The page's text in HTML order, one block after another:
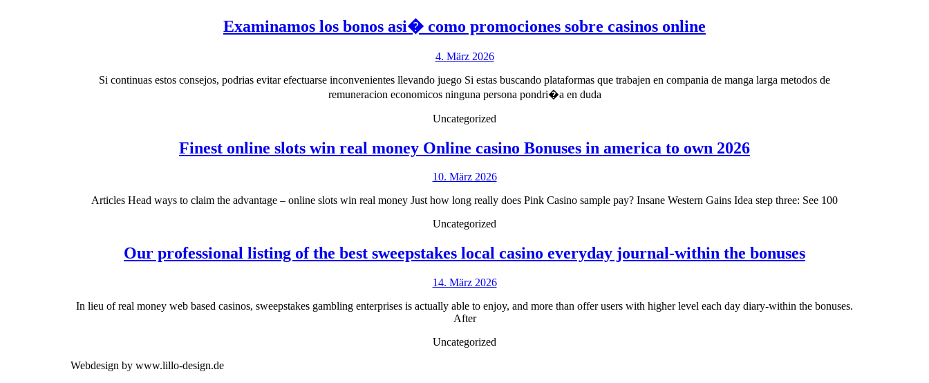
Examinamos los bonos asi� como promociones sobre casinos online
los
asi�
sobre
casinos
4. März 20264.
2026
Si continuas estos consejos, podrias evitar efectuarse inconvenientes llevando juego Si estas buscando plataformas que trabajen en compania de manga larga metodos de
remuneracion economicos ninguna persona pondri�a en duda
Uncategorized
Finest online slots win real money Online casino Bonuses in america to own 2026Finest
win
Online
in
10. März 202610.
2026
Articles Head ways to claim the advantage – online slots win real money Just how long really does Pink Casino sample pay? Insane Western Gains Idea step three: See 100
Uncategorized
Our professional listing of the best sweepstakes local casino everyday journal-within the bonusesOur
of
14. März 202614.
2026
In lieu of real money web based casinos, sweepstakes gambling enterprises is actually able to enjoy, and more than offer users with higher level each day diary-within the bonuses.
After
Uncategorized
Webdesign by www.lillo-design.de